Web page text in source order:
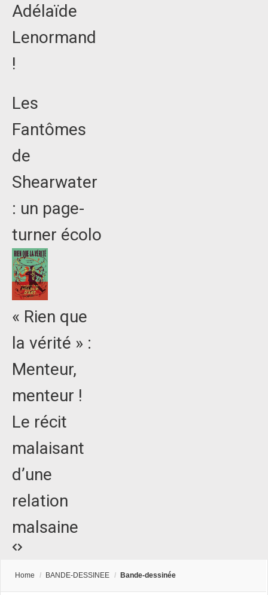
Adélaïde
Lenormand
!
Les
Fantômes
de
Shearwater
: un page-
turner écolo
« Rien que
la vérité » :
Menteur,
menteur !
Le récit
malaisant
d’une
relation
malsaine
Home / BANDE-DESSINEE / Bande-dessinée